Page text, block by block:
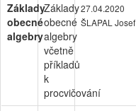
Základy
obecné
algebry
Základy
obecné
algebry
včetně
příkladů
k
procvičování
27.04.2020
ŠLAPAL Josef